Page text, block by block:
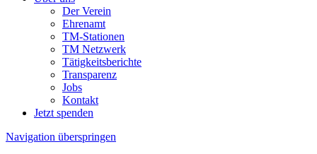
Der Verein
Ehrenamt
TM-Stationen
TM Netzwerk
Tätigkeitsberichte
Transparenz
Jobs
Kontakt
Jetzt spenden
Navigation überspringen